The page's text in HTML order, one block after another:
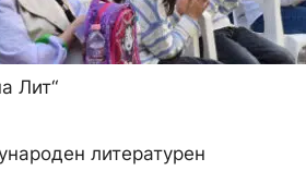
Лит“
литературен